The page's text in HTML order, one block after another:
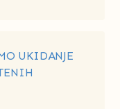
UKIDANJE